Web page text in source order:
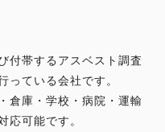
付帯するアスベスト調査
っている会社です。
倉庫・学校・病院・運輸
応可能です。